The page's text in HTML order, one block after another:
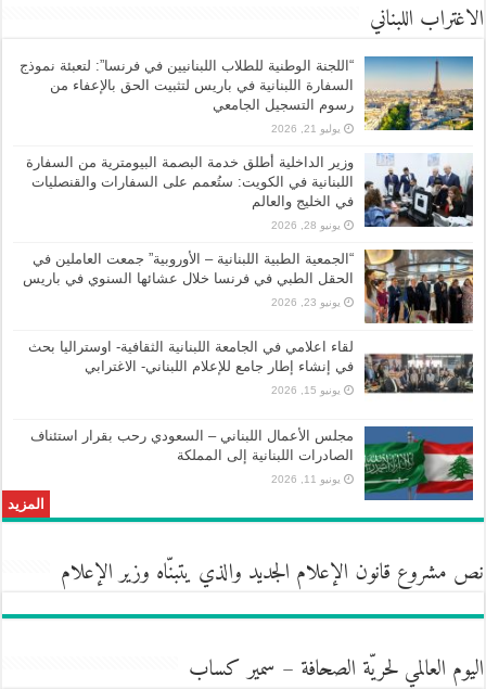
الاغتراب اللبناني
المزيد
“اللجنة الوطنية للطلاب اللبنانيين في فرنسا”: لتعبئة نموذج
السفارة اللبنانية في باريس لتثبيت الحق بالإعفاء من
رسوم التسجيل الجامعي
يوليو 21, 2026
وزير الداخلية أطلق خدمة البصمة البيومترية من السفارة
اللبنانية في الكويت: ستُعمم على السفارات والقنصليات
في الخليج والعالم
يونيو 28, 2026
“الجمعية الطبية اللبنانية – الأوروبية” جمعت العاملين في
الحقل الطبي في فرنسا خلال عشائها السنوي في باريس
يونيو 23, 2026
لقاء اعلامي في الجامعة اللبنانية الثقافية- اوستراليا بحث
في إنشاء إطار جامع للإعلام اللبناني- الاغترابي
يونيو 15, 2026
مجلس الأعمال اللبناني – السعودي رحب بقرار استئناف
الصادرات اللبنانية إلى المملكة
يونيو 11, 2026
نص مشروع قانون الإعلام الجديد والذي يتبنّاه وزير الإعلام
اليوم العالمي لحريّة الصحافة – سمير كساب